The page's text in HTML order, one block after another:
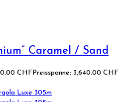
Caramel / Sand
CHF Preisspanne: 3,640.00 CHF